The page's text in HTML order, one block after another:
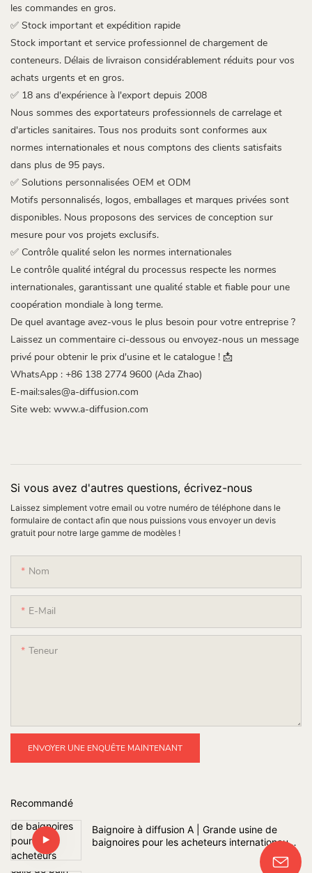
les commandes en gros.
✅ Stock important et expédition rapide
Stock important et service professionnel de chargement de
conteneurs. Délais de livraison considérablement réduits pour vos
achats urgents et en gros.
✅ 18 ans d'expérience à l'export depuis 2008
Nous sommes des exportateurs professionnels de carrelage et
d'articles sanitaires. Tous nos produits sont conformes aux
normes internationales et nous comptons des clients satisfaits
dans plus de 95 pays.
✅ Solutions personnalisées OEM et ODM
Motifs personnalisés, logos, emballages et marques privées sont
disponibles. Nous proposons des services de conception sur
mesure pour vos projets exclusifs.
✅ Contrôle qualité selon les normes internationales
Le contrôle qualité intégral du processus respecte les normes
internationales, garantissant une qualité stable et fiable pour une
coopération mondiale à long terme.
De quel avantage avez-vous le plus besoin pour votre entreprise ?
Laissez un commentaire ci-dessous ou envoyez-nous un message
privé pour obtenir le prix d'usine et le catalogue ! 📩
WhatsApp : +86 138 2774 9600 (Ada Zhao)
E-mail:sales@a-diffusion.com
Site web: www.a-diffusion.com
Si vous avez d'autres questions, écrivez-nous
Laissez simplement votre email ou votre numéro de téléphone dans le
formulaire de contact afin que nous puissions vous envoyer un devis
gratuit pour notre large gamme de modèles !
Nom
E-Mail
Teneur
ENVOYER UNE ENQUÊTE MAINTENANT
Recommandé
Baignoire à diffusion A | Grande usine de
baignoires pour les acheteurs internationaux